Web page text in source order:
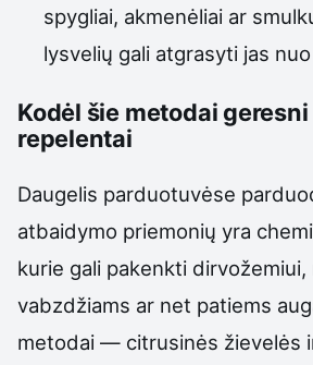
spygliai, akmenėliai ar
lysvelių gali atgrasyti jas
Kodėl šie metodai
repelentai
Daugelis parduotuvėse
atbaidymo priemonių yra
kurie gali pakenkti dirvožemiui,
vabzdžiams ar net patiems
metodai — citrusinės žievelės